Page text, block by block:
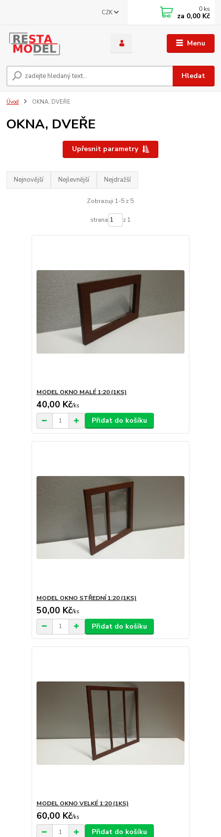
Menu
CZK
Hledat
0 ks
za 0,00 Kč
Úvod OKNA, DVEŘE
OKNA, DVEŘE
Upřesnit parametry
Nejnovější Nejlevnější Nejdražší
Zobrazuji 1-5 z 5
strana z 1
MODEL OKNO MALÉ 1:20 (1KS)
40,00 Kč/ks
Přidat do košíku
MODEL OKNO STŘEDNÍ 1:20 (1KS)
50,00 Kč/ks
Přidat do košíku
MODEL OKNO VELKÉ 1:20 (1KS)
60,00 Kč/ks
Přidat do košíku